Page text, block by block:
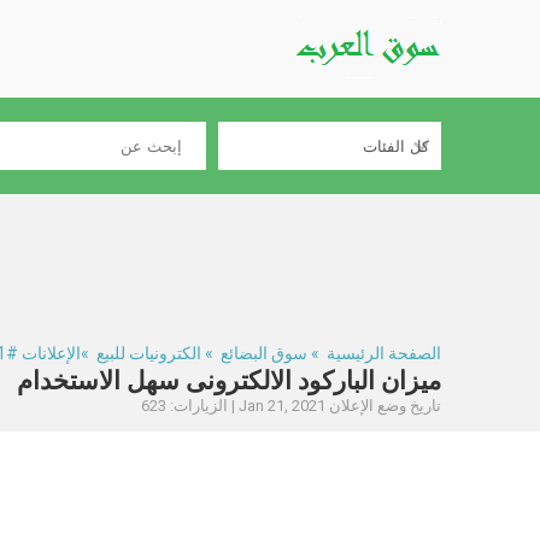
الصفحة الرئيسية » سوق البضائع » الكترونيات للبيع »الإعلانات #274221
ميزان الباركود الالكترونى سهل الاستخدام
تاريخ وضع الإعلان Jan 21, 2021 | الزيارات: 623